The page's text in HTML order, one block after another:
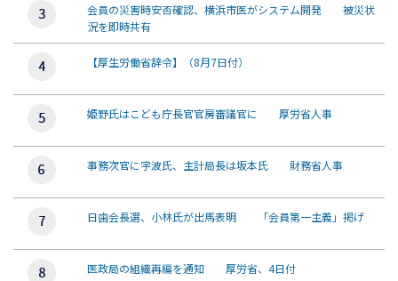
会員の災害時安否確認、横浜市医がシステム開発 被災状
況を即時共有
【厚生労働省辞令】（8月7日付）
姫野氏はこども庁長官官房審議官に 厚労省人事
事務次官に宇波氏、主計局長は坂本氏 財務省人事
日歯会長選、小林氏が出馬表明 「会員第一主義」掲げ
医政局の組織再編を通知 厚労省、4日付